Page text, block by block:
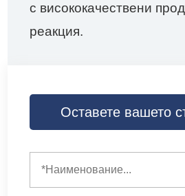
с висококачествени
реакция.
Оставете вашето